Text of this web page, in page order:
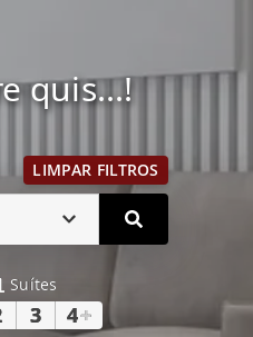
quis...!
LIMPAR FILTROS
Suítes
3 4+